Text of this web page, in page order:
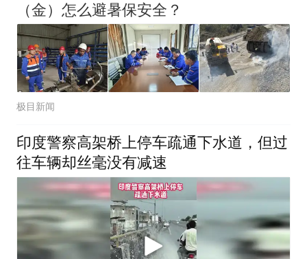
（金）怎么避暑保安全？
极目新闻
印度警察高架桥上停车疏通下水道，但过
往车辆却丝毫没有减速